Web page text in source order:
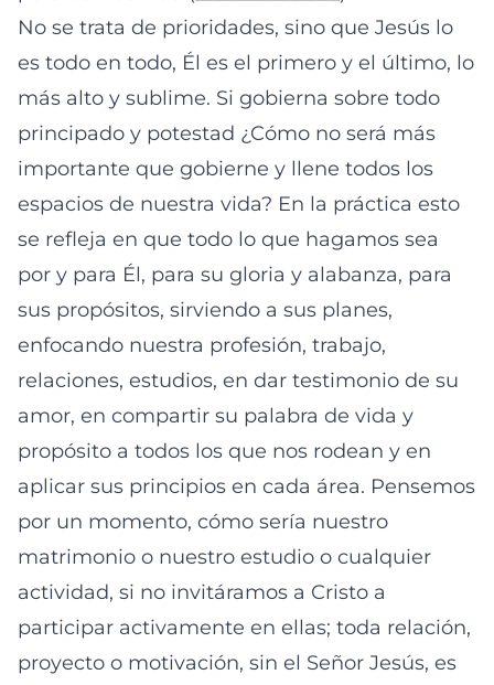
No se trata de prioridades, sino que Jesús lo
es todo en todo, Él es el primero y el último, lo
más alto y sublime. Si gobierna sobre todo
principado y potestad ¿Cómo no será más
importante que gobierne y llene todos los
espacios de nuestra vida? En la práctica esto
se refleja en que todo lo que hagamos sea
por y para Él, para su gloria y alabanza, para
sus propósitos, sirviendo a sus planes,
enfocando nuestra profesión, trabajo,
relaciones, estudios, en dar testimonio de su
amor, en compartir su palabra de vida y
propósito a todos los que nos rodean y en
aplicar sus principios en cada área. Pensemos
por un momento, cómo sería nuestro
matrimonio o nuestro estudio o cualquier
actividad, si no invitáramos a Cristo a
participar activamente en ellas; toda relación,
proyecto o motivación, sin el Señor Jesús, es